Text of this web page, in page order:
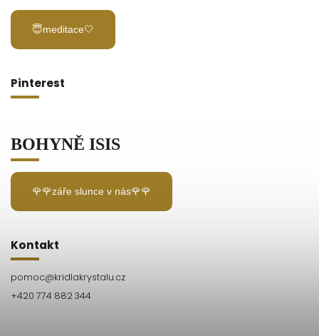
😇meditace🤍
Pinterest
BOHYNĚ ISIS
🌹🌹záře slunce v nás🌹🌹
Kontakt
pomoc@kridlakrystalu.cz
+420 774 882 344